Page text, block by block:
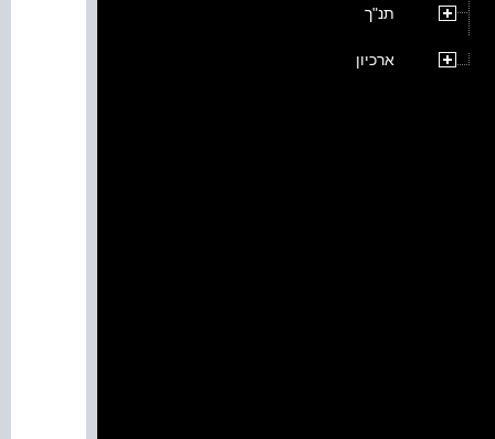
תנ"ך
ארכיון